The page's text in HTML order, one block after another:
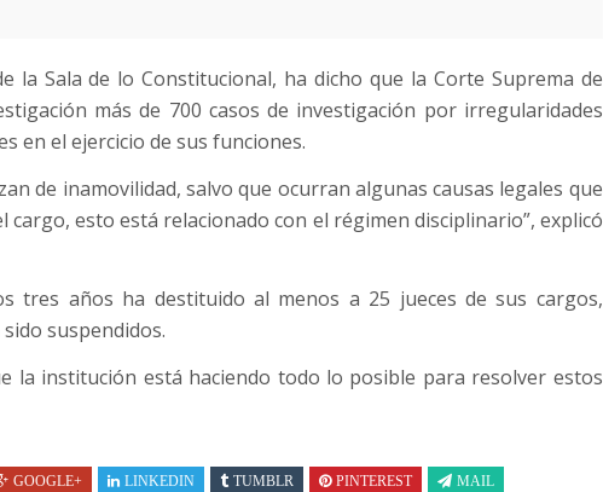
la Sala de lo Constitucional, ha dicho que la Corte Suprema de
más de 700 casos de investigación por irregularidades
en el ejercicio de sus funciones.
de inamovilidad, salvo que ocurran algunas causas legales que
cargo, esto está relacionado con el régimen disciplinario”, explicó
tres años ha destituido al menos a 25 jueces de sus cargos,
suspendidos.
la institución está haciendo todo lo posible para resolver estos
GOOGLE+ LINKEDIN TUMBLR PINTEREST MAIL